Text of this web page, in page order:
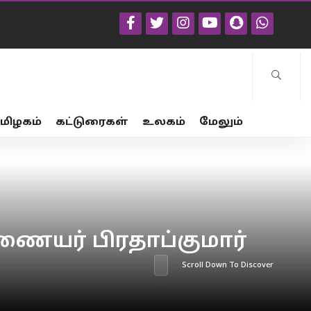
கட்டுரைகள் உலகம் மேலும்
பிரதாப்குமார்
Scroll Down To Discover